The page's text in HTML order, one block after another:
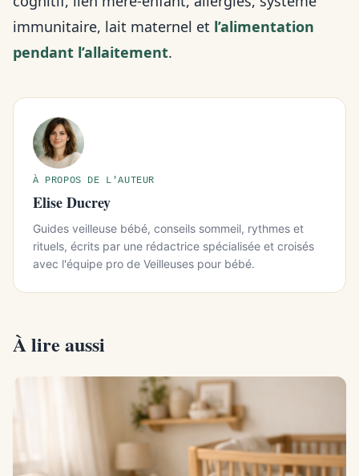
immunitaire, lait maternel et l’alimentation
pendant l’allaitement.
À PROPOS DE L'AUTEUR
Elise Ducrey
Guides veilleuse bébé, conseils sommeil, rythmes et
rituels, écrits par une rédactrice spécialisée et croisés
avec l'équipe pro de Veilleuses pour bébé.
À lire aussi